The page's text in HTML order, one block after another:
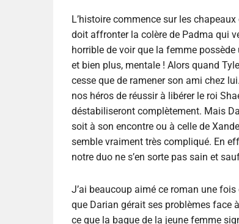
L’histoire commence sur les
doit affronter la colère de Padma qui
horrible de voir que la femme
et bien plus, mentale ! Alors quand
cesse que de ramener son ami chez
nos héros de réussir à libérer le roi
déstabiliseront complètement. Mais
soit à son encontre ou à celle de
semble vraiment très compliqué. En
notre duo ne s’en sorte pas sain et
J’ai beaucoup aimé ce roman une
que Darian gérait ses problèmes face
ce que la bague de la jeune femme